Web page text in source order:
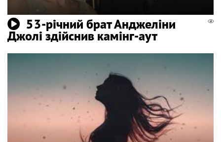
53-річний брат Анджеліни
Джолі здійснив камінг-аут